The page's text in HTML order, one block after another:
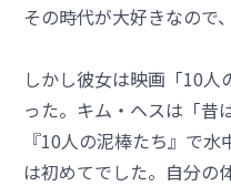
その時代が大好きなので
しかし彼女は映画「10
った。キム・ヘスは「昔
『10人の泥棒たち』で
は初めてでした。自分の